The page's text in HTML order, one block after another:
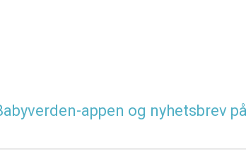
appen og nyhetsbrev